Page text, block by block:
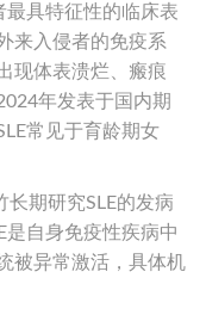
最具特征性的临床表
来入侵者的免疫系
现体表溃烂、瘢痕
年发表于国内期
常见于育龄期女
长期研究SLE的发病
是自身免疫性疾病中
被异常激活，具体机